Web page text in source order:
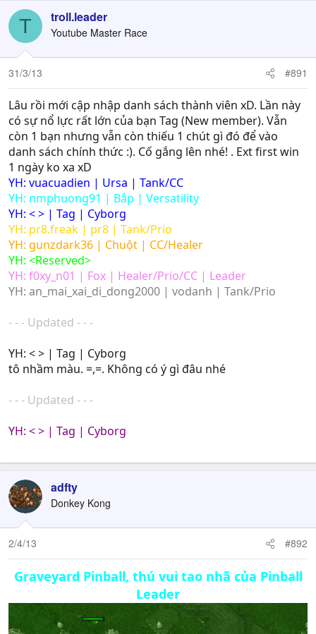
T troll.leader
Youtube Master Race
31/3/13 #891
Lâu rồi mới cập nhập danh sách thành viên xD. Lần này
có sự nổ lực rất lớn của bạn Tag (New member). Vẫn
còn 1 bạn nhưng vẫn còn thiếu 1 chút gì đó để vào
danh sách chính thức :). Cố gắng lên nhé! . Ext first win
1 ngày ko xa xD
YH: vuacuadien | Ursa | Tank/CC
YH: nmphuong91 | Bắp | Versatility
YH: < > | Tag | Cyborg
YH: pr8.freak | pr8 | Tank/Prio
YH: gunzdark36 | Chuột | CC/Healer
YH: <Reserved>
YH: f0xy_n01 | Fox | Healer/Prio/CC | Leader
YH: an_mai_xai_di_dong2000 | vodanh | Tank/Prio
- - - Updated - - -
YH: < > | Tag | Cyborg
tô nhầm màu. =,=. Không có ý gì đâu nhé
- - - Updated - - -
YH: < > | Tag | Cyborg
adfty
Donkey Kong
2/4/13 #892
Graveyard Pinball, thú vui tao nhã của Pinball
Leader